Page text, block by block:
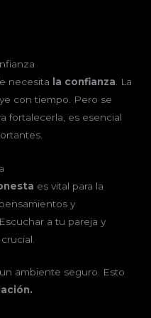
necesita
la confianza . La
con tiempo. Pero se
fortalecerla, es esencial
es vital para la
y
a tu pareja y
ambiente seguro. Esto